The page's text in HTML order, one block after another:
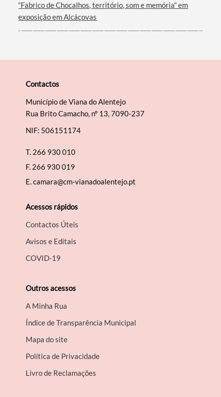
“Fabrico de Chocalhos, território, som e memória” em
exposição em Alcáçovas
Contactos
Município de Viana do Alentejo
Rua Brito Camacho, nº 13, 7090-237
NIF: 506151174
T. 266 930 010
F. 266 930 019
E.camara@cm-vianadoalentejo.pt
Acessos rápidos
Contactos Úteis
Avisos e Editais
COVID-19
Outros acessos
A Minha Rua
Índice de Transparência Municipal
Mapa do site
Política de Privacidade
Livro de Reclamações